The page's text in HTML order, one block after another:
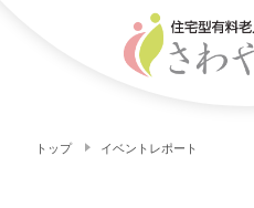
トップ イベントレポート